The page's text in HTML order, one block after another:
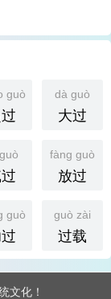
guò dà guò
大过
fàng guò
放过
guò guò zài
过载
文化！